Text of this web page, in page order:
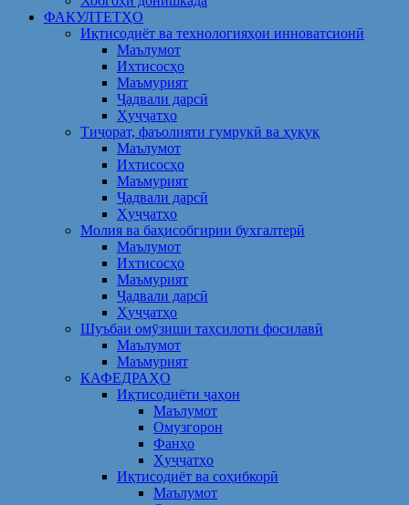
ФАКУЛТЕТҲО
Иқтисодиёт ва технологияҳои инноватсионӣ
Маълумот
Ихтисосҳо
Маъмурият
Ҷадвали дарсӣ
Ҳуҷҷатҳо
Тиҷорат, фаъолияти гумрукӣ ва ҳуқуқ
Маълумот
Ихтисосҳо
Маъмурият
Ҷадвали дарсӣ
Ҳуҷҷатҳо
Молия ва баҳисобгирии бухгалтерӣ
Маълумот
Ихтисосҳо
Маъмурият
Ҷадвали дарсӣ
Ҳуҷҷатҳо
Шуъбаи омӯзиши таҳсилоти фосилавӣ
Маълумот
Маъмурият
КАФЕДРАҲО
Иқтисодиёти ҷаҳон
Маълумот
Омузгорон
Фанҳо
Ҳуҷҷатҳо
Иқтисодиёт ва соҳибкорӣ
Маълумот